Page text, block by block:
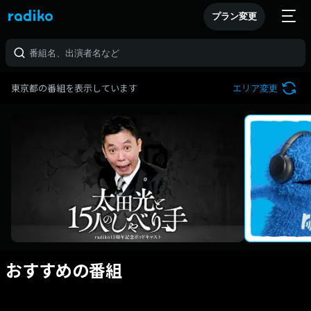
プラン変更
東京都の番組を表示しています エリア変更
おすすめの番組